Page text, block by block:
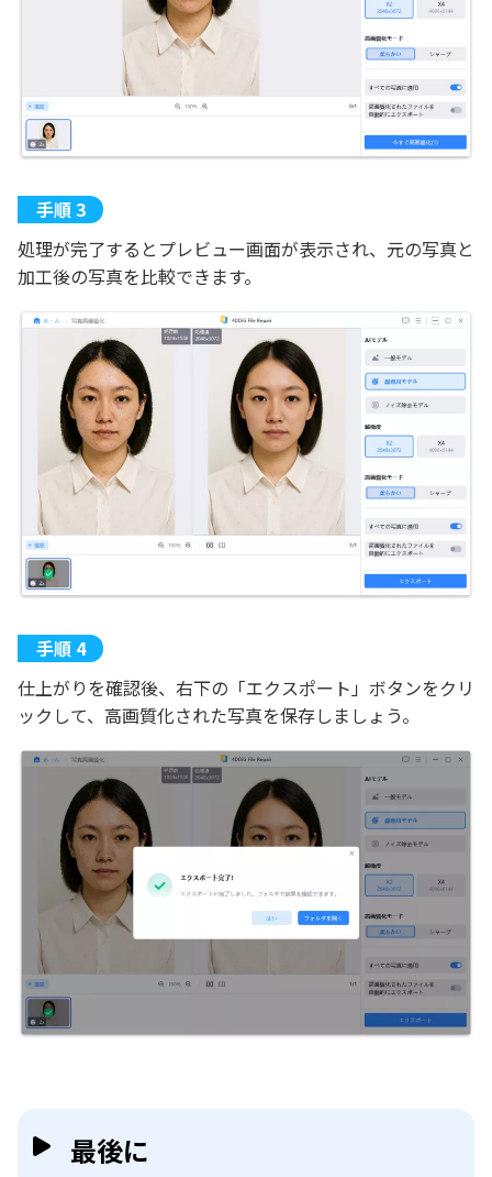
処理が完了するとプレビュー画面が表示され、元の写真と
加工後の写真を比較できます。
仕上がりを確認後、右下の「エクスポート」ボタンをクリ
ックして、高画質化された写真を保存しましょう。
最後に